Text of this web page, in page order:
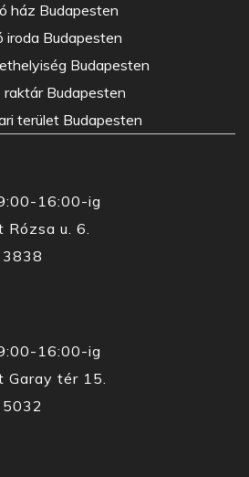
ház Budapesten
iroda Budapesten
Budapesten
raktár Budapesten
terület Budapesten
16:00-ig
Rózsa u. 6.
16:00-ig
Garay tér 15.